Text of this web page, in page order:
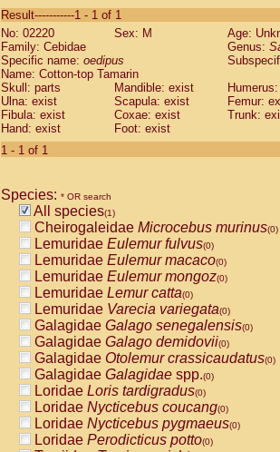
CebidaeSaguinus labiatus(0)
Cebidae Saguinus leucopus (0)
Cebidae
CebidaeSaguinus mystax
Cebidae Saguinus nigricollis (0)
Cebidae Saguinus oedipus
Cebidae Saguinus weddelli
Cebidae Saguinusspp.
Cebidae
CebidaeCebus capucinus
CebidaeCebus nigrivittatus
CebidaeCebus spp.(0)
CebidaeSaimiri boliviensis(0)
CebidaeSaimiri sciureus(0)
AtelidaeAlouatta caraya(0)
AtelidaeAlouatta fusca(0)
AtelidaeAlouatta seniculus(0)
AtelidaeAlouattaspp.(0)
AtelidaeAteles belzebuth(0)
AtelidaeAteles geoffroyi(0)
AtelidaeAteles paniscus(0)
AtelidaeAtelesspp.(0)
AtelidaeLagothrix lagothricha(0)
AtelidaeLagothrix lagothricha cana
PitheciidaeCacajao calvus
Result-----------1 - 1 of 1
No: 02220
Sex: M
Age:
Family: Cebidae
Genus:
Specific name: oedipus
Name: Cotton-top Tamarin
Skull: parts
Mandible: exist
Ulna: exist
Scapula: exist
Femur:
Fibula: exist
Coxae: exist
Trunk:
Hand: exist
Foot: exist
1 - 1 of 1
Species: * OR search
All species(1)
Cheirogaleidae Microcebus murinus(0)
Lemuridae Eulemur fulvus(0)
Lemuridae Eulemur macaco(0)
Lemuridae Eulemur mongoz(0)
Lemuridae Lemur catta(0)
Lemuridae Varecia variegata(0)
Galagidae Galago senegalensis(0)
Galagidae Galago demidovii(0)
Galagidae Otolemur crassicaudatus(0)
Galagidae Galagidae spp.(0)
Loridae Loris tardigradus(0)
Loridae Nycticebus coucang(0)
Loridae Nycticebus pygmaeus(0)
Loridae Perodicticus potto(0)